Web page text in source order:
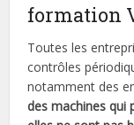
formation
Toutes les
contrôles
notamment des
des machines qui